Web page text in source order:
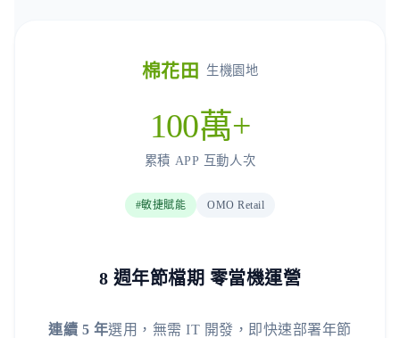
棉花田 生機園地
100萬+
累積 APP 互動人次
#敏捷賦能 OMO Retail
8 週年節檔期 零當機運營
連續 5 年選用，無需 IT 開發，即快速部署年節